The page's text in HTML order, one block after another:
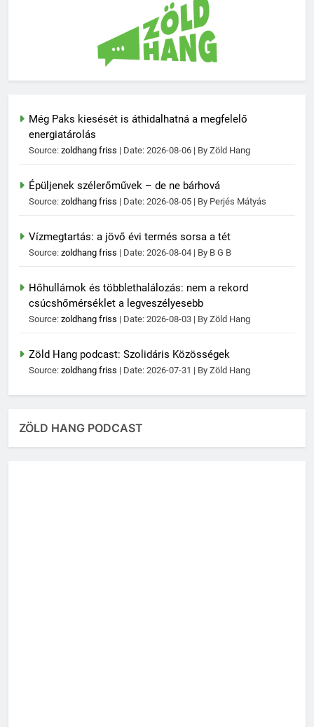
Még Paks kiesését is áthidalhatná a megfelelő
energiatárolás
Source: zoldhang friss Date: 2026-08-06 By Zöld Hang
Épüljenek szélerőművek – de ne bárhová
Source: zoldhang friss Date: 2026-08-05 By Perjés Mátyás
Vízmegtartás: a jövő évi termés sorsa a tét
Source: zoldhang friss Date: 2026-08-04 By B G B
Hőhullámok és többlethalálozás: nem a rekord
csúcshőmérséklet a legveszélyesebb
Source: zoldhang friss Date: 2026-08-03 By Zöld Hang
Zöld Hang podcast: Szolidáris Közösségek
Source: zoldhang friss Date: 2026-07-31 By Zöld Hang
ZÖLD HANG PODCAST